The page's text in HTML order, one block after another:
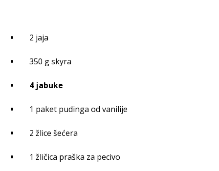
2 jaja
350 g skyra
4 jabuke
1 paket pudinga od vanilije
2 žlice šećera
1 žličica praška za pecivo